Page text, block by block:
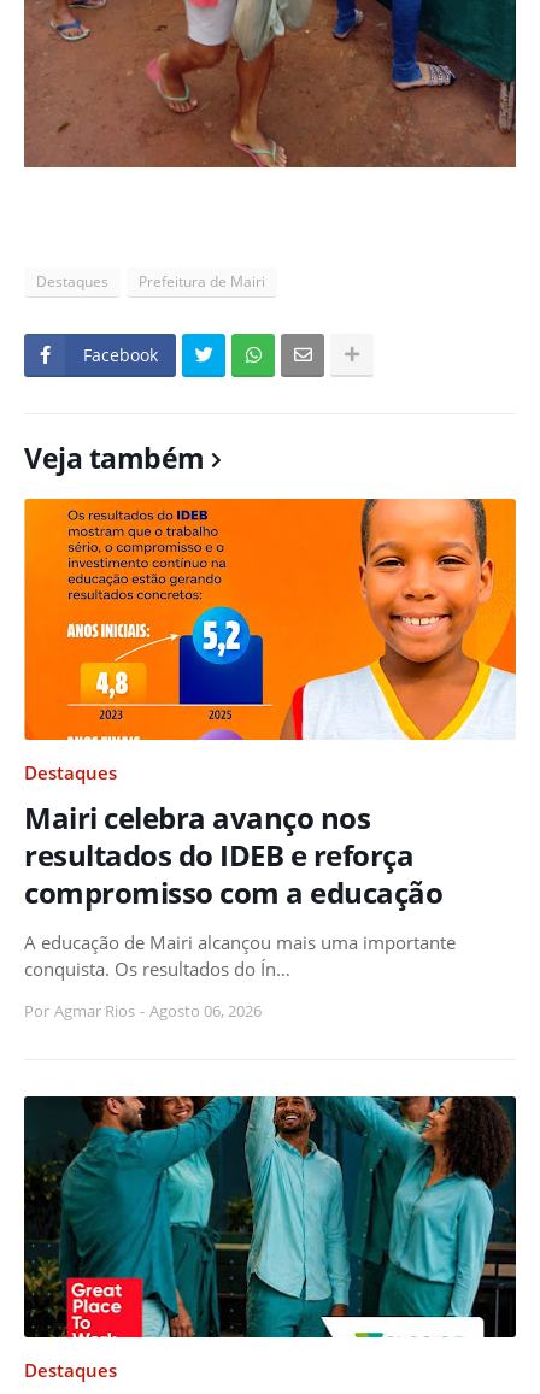
Destaques Prefeitura de Mairi
Facebook
Veja também
Destaques
Mairi celebra avanço nos
resultados do IDEB e reforça
compromisso com a educação
A educação de Mairi alcançou mais uma importante
conquista. Os resultados do Ín…
Por Agmar Rios - Agosto 06, 2026
Destaques